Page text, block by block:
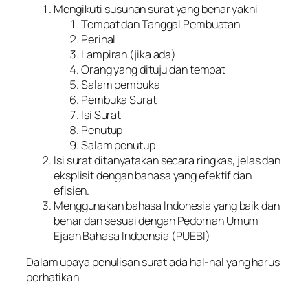
Mengikuti susunan surat yang benar yakni
Tempat dan Tanggal Pembuatan
Perihal
Lampiran (jika ada)
Orang yang dituju dan tempat
Salam pembuka
Pembuka Surat
Isi Surat
Penutup
Salam penutup
Isi surat ditanyatakan secara ringkas, jelas dan
eksplisit dengan bahasa yang efektif dan
efisien.
Menggunakan bahasa Indonesia yang baik dan
benar dan sesuai dengan Pedoman Umum
Ejaan Bahasa Indoensia (PUEBI)
Dalam upaya penulisan surat ada hal-hal yang harus
perhatikan